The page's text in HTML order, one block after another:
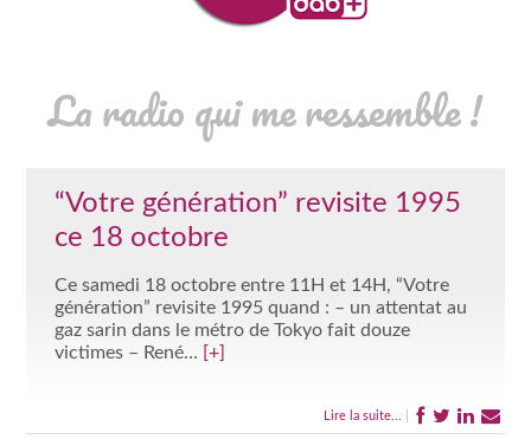
La radio qui me ressemble !
“Votre génération” revisite 1995
ce 18 octobre
Ce samedi 18 octobre entre 11H et 14H, “Votre
génération” revisite 1995 quand : – un attentat au
gaz sarin dans le métro de Tokyo fait douze
victimes – René… [+]
Lire la suite...